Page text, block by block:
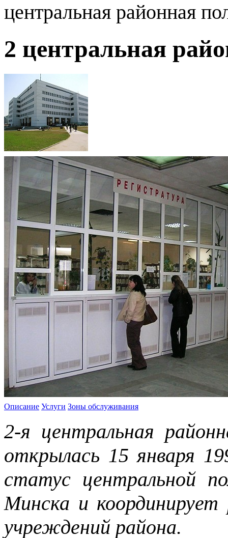
центральная районная
2 центральная
Описание Услуги Зоны обслуживания
2-я центральная
открылась 15 января
статус центральной
Минска и координирует
учреждений района.